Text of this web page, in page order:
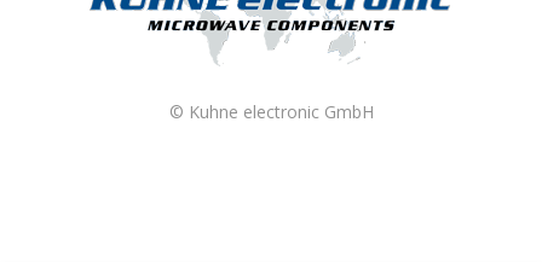
© Kuhne electronic GmbH